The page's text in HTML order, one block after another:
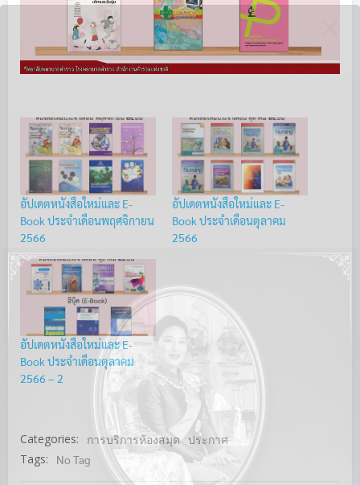
อัปเดตหนังสือใหม่และ E-
Book ประจำเดือนพฤศจิกายน
2566
อัปเดตหนังสือใหม่และ E-
Book ประจำเดือนตุลาคม
2566
อัปเดตหนังสือใหม่และ E-
Book ประจำเดือนตุลาคม
2566 – 2
Categories: การบริการห้องสมุด ประกาศ
Tags:
No Tag